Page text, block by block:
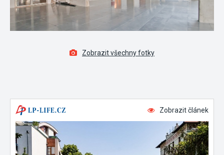
Zobrazit všechny fotky
Zobrazit článek